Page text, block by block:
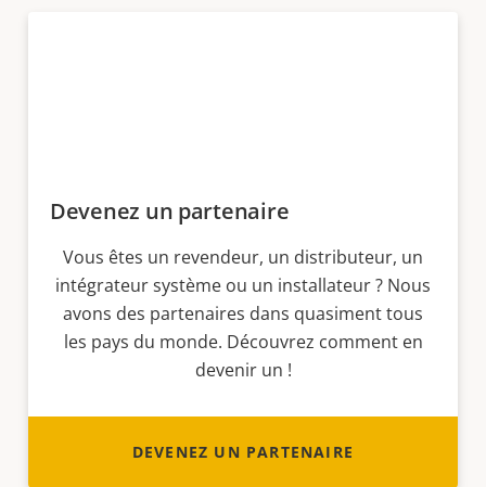
Devenez un partenaire
Vous êtes un revendeur, un distributeur, un
intégrateur système ou un installateur ? Nous
avons des partenaires dans quasiment tous
les pays du monde. Découvrez comment en
devenir un !
DEVENEZ UN PARTENAIRE